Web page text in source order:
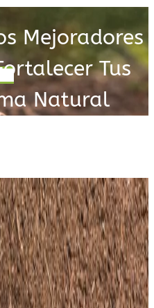
Mejoradores
Tus
Natural